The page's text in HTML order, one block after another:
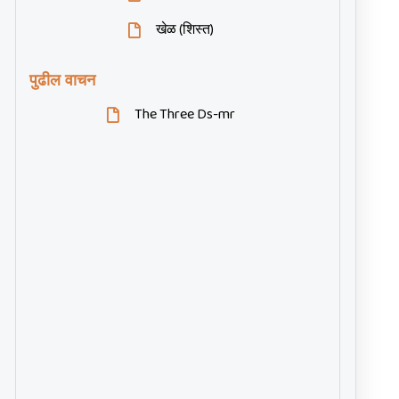
खेळ (शिस्त)
पुढील वाचन
The Three Ds-mr